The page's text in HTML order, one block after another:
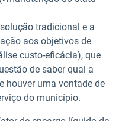
tradicional e a
aos objetivos de
custo-eficácia), que
de saber qual a
houver uma vontade de
do município.